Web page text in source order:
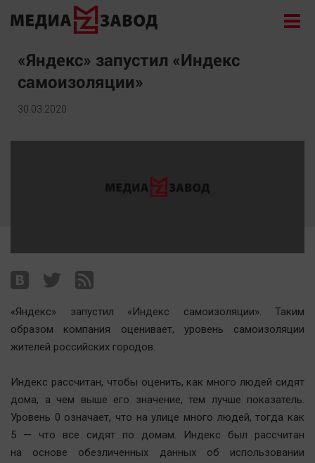
Новости
Экономика
Происшествия
Поиск
Наша победа
Общество
Экономика
Происшествия
Здоровье
Культура
«Яндекс» запустил «Индекс
самоизоляции»
30.03.2020
«Яндекс» запустил «Индекс самоизоляции». Таким
образом компания оценивает, уровень самоизоляции
жителей российских городов.
Индекс рассчитан, чтобы оценить, как много людей сидят
дома, а чем выше его значение, тем лучше показатель.
Уровень 0 означает, что на улице много людей, тогда как
5 — что все сидят по домам. Индекс был рассчитан
на основе обезличенных данных об использовании